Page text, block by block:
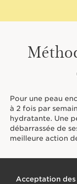
Pour une peau
à 2 fois par
hydratante. Une
débarrassée de
meilleure action
Acceptation